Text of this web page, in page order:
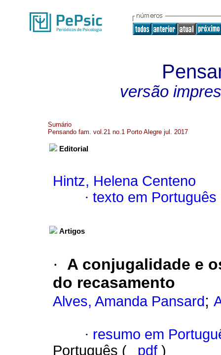
versão
Sumário
Pensando fam. vol.21 no.1 Porto Alegre jul. 2017
Editorial
Hintz, Helena Centeno
· texto em Português
Artigos
·
A conjugalidade e
do recasamento
Alves, Amanda Pansard ;
· resumo em
Português (
pdf )